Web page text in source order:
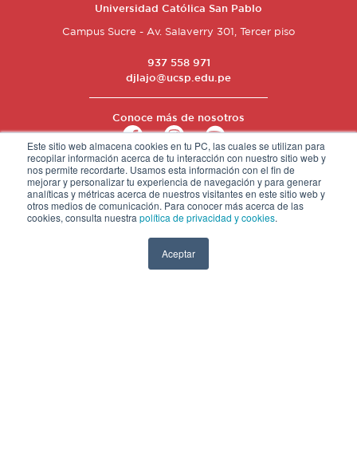
Este sitio web almacena cookies en tu PC, las cuales se utilizan para
recopilar información acerca de tu interacción con nuestro sitio web y
nos permite recordarte. Usamos esta información con el fin de
mejorar y personalizar tu experiencia de navegación y para generar
analíticas y métricas acerca de nuestros visitantes en este sitio web y
otros medios de comunicación. Para conocer más acerca de las
cookies, consulta nuestra política de privacidad y cookies.
Aceptar
Universidad Católica San Pablo
Campus Sucre - Av. Salaverry 301, Tercer piso
937 558 971
djlajo@ucsp.edu.pe
Conoce más de nosotros
PORTAL ACADÉMICO